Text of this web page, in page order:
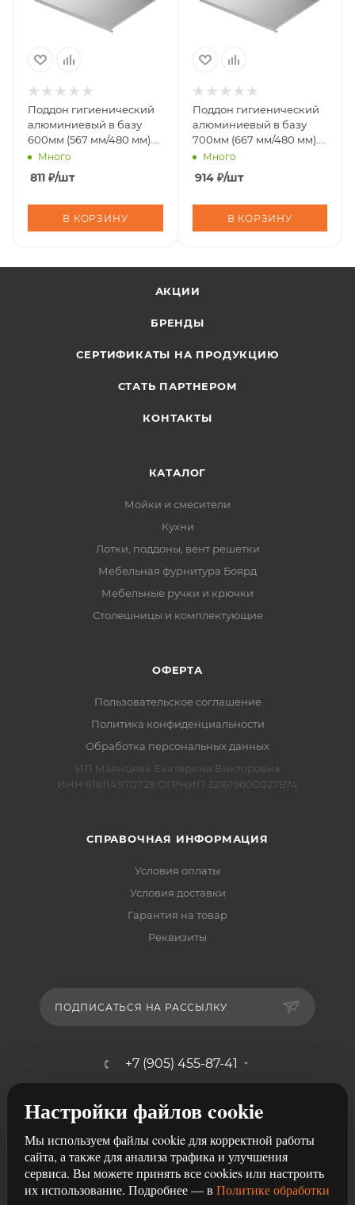
Поддон гигиенический
алюминиевый в базу
600мм (567 мм/480 мм).
25 шт/уп
Много
811 ₽/шт
В КОРЗИНУ
Поддон гигиенический
алюминиевый в базу
700мм (667 мм/480 мм).
25 шт/уп
(10323010/140725/5044578/2,
Много
914₽/шт
В КОРЗИНУ
АКЦИИ
БРЕНДЫ
СЕРТИФИКАТЫ НА ПРОДУКЦИЮ
СТАТЬ ПАРТНЕРОМ
КОНТАКТЫ
КАТАЛОГ
Мойки и смесители
Кухни
Лотки, поддоны, вент решетки
Мебельная фурнитура Боярд
Мебельные ручки и крючки
Столешницы и комплектующие
ОФЕРТА
Пользовательское соглашение
Политика конфиденциальности
Обработка персональных данных
ИП Маянцева Екатерина Викторовна
ИНН 616114970729 ОГРНИП 321619600027874
СПРАВОЧНАЯ ИНФОРМАЦИЯ
Условия оплаты
Условия доставки
Гарантия на товар
Реквизиты
ПОДПИСАТЬСЯ НА РАССЫЛКУ
+7 (905) 455-87-41
г. Ростов-на-Дону, ул. Щербакова,
107/29
Настройки файлов cookie
Мы используем файлы cookie для корректной работы
сайта, а также для анализа трафика и улучшения
сервиса. Вы можете принять все cookies или настроить
их использование. Подробнее — в Политике обработки